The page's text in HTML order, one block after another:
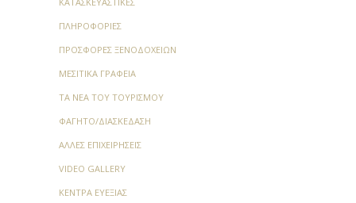
ΠΛΗΡΟΦΟΡΊΕΣ
ΠΡΟΣΦΟΡΈΣ ΞΕΝΟΔΟΧΕΊΩΝ
ΜΕΣΙΤΙΚΆ ΓΡΑΦΕΊΑ
ΤΑ ΝΈΑ ΤΟΥ ΤΟΥΡΙΣΜΟΎ
ΦΑΓΗΤΌ/ΔΙΑΣΚΈΔΑΣΗ
ΆΛΛΕΣ ΕΠΙΧΕΙΡΉΣΕΙΣ
VIDEO GALLERY
ΚΈΝΤΡΑ ΕΥΕΞΊΑΣ